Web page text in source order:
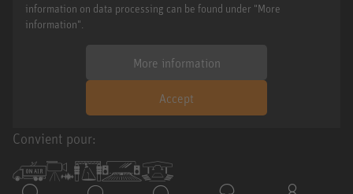
information on data processing can be found under "More
information".
More information
Accept
Convient pour: